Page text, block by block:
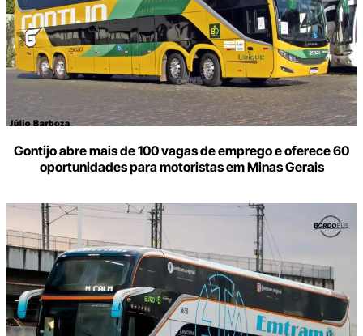
Gontijo abre mais de 100 vagas de emprego e oferece 60
oportunidades para motoristas em Minas Gerais